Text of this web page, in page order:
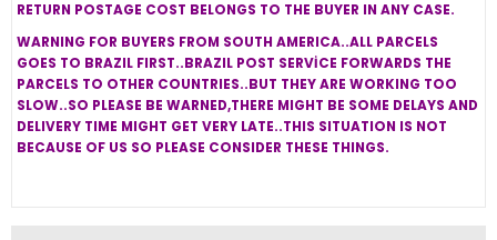
RETURN POSTAGE COST BELONGS TO THE BUYER IN ANY CASE.
WARNING FOR BUYERS FROM SOUTH AMERICA..ALL PARCELS
GOES TO BRAZIL FIRST..BRAZIL POST SERVİCE FORWARDS THE
PARCELS TO OTHER COUNTRIES..BUT THEY ARE WORKING TOO
SLOW..SO PLEASE BE WARNED,THERE MIGHT BE SOME DELAYS AND
DELIVERY TIME MIGHT GET VERY LATE..THIS SITUATION IS NOT
BECAUSE OF US SO PLEASE CONSIDER THESE THINGS.